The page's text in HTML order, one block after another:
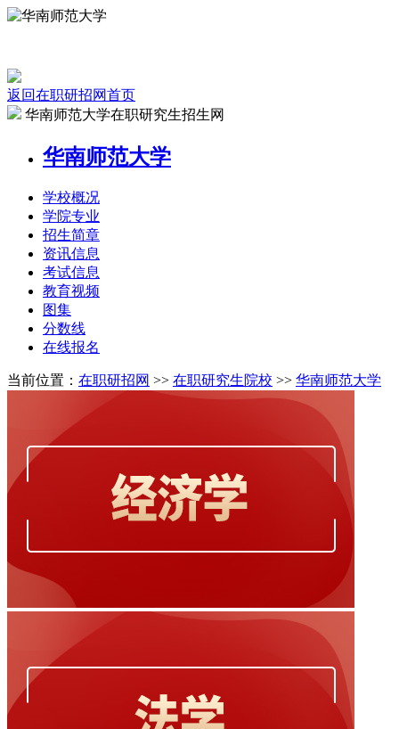
返回在职研招网首页
华南师范大学在职研究生招生网
华南师范大学
学校概况
学院专业
招生简章
资讯信息
考试信息
教育视频
图集
分数线
在线报名
当前位置： 在职研招网 >> 在职研究生院校 >> 华南师范大学